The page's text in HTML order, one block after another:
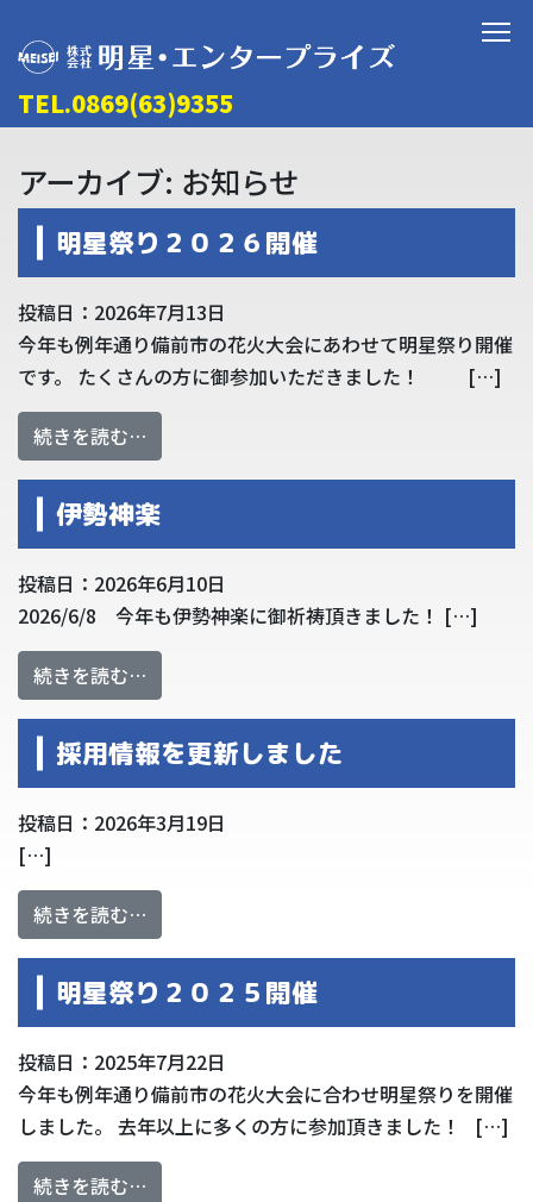
TEL.0869(63)9355
アーカイブ: お知らせ
明星祭り２０２６開催
投稿日：2026年7月13日
今年も例年通り備前市の花火大会にあわせて明星祭り開催
です。 たくさんの方に御参加いただきました！ […]
続きを読む…
伊勢神楽
投稿日：2026年6月10日
2026/6/8 今年も伊勢神楽に御祈祷頂きました！ […]
続きを読む…
採用情報を更新しました
投稿日：2026年3月19日
[…]
続きを読む…
明星祭り２０２５開催
投稿日：2025年7月22日
今年も例年通り備前市の花火大会に合わせ明星祭りを開催
しました。 去年以上に多くの方に参加頂きました！ […]
続きを読む…